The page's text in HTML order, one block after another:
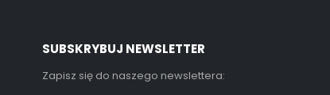
SUBSKRYBUJ NEWSLETTER
Zapisz się do naszego newslettera: